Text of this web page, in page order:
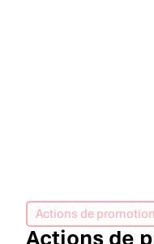
Actions de
Actions de